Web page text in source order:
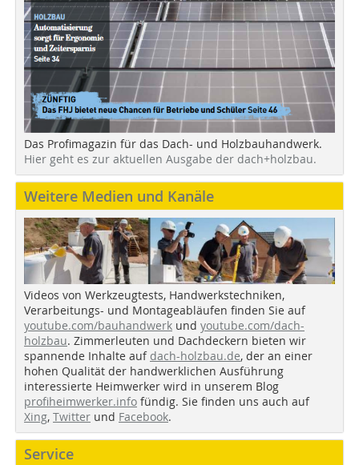
Das Profimagazin für das Dach- und Holzbauhandwerk.
Hier geht es zur aktuellen Ausgabe der dach+holzbau.
Weitere Medien und Kanäle
Videos von Werkzeugtests, Handwerkstechniken,
Verarbeitungs- und Montageabläufen finden Sie auf
youtube.com/bauhandwerk und youtube.com/dach-
holzbau. Zimmerleuten und Dachdeckern bieten wir
spannende Inhalte auf dach-holzbau.de, der an einer
hohen Qualität der handwerklichen Ausführung
interessierte Heimwerker wird in unserem Blog
profiheimwerker.info fündig. Sie finden uns auch auf
Xing, Twitter und Facebook.
Service